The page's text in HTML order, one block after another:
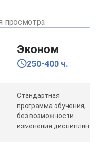
просмотра
Эконом
250-400 ч.
Стандартная
программа обучения,
без возможности
изменения дисциплин